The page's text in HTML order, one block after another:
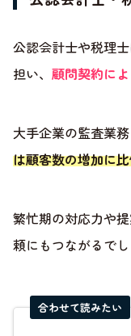
公認会計士や税理
担い、 顧問契約に
大手企業の監査業
は顧客数の増加に
繁忙期の対応力や
頼にもつながるでし
合わせて読みたい